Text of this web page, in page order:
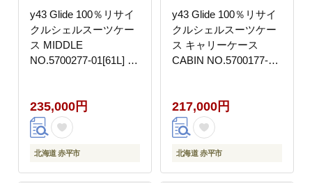
y43 Glide 100％リサイ
クルシェルスーツケー
ス MIDDLE
NO.5700277-01[61L] 3
旅 キャリー かばん バ
ッグ 日本製 北海道 赤
平市
235,000円
北海道 赤平市
y43 Glide 100％リサイ
クルシェルスーツケー
ス キャリーケース
CABIN NO.5700177-
込みサイズ 日本製 高品
質 旅 キャリー かばん
バッグ 国産 日本製
217,000円
北海道 赤平市